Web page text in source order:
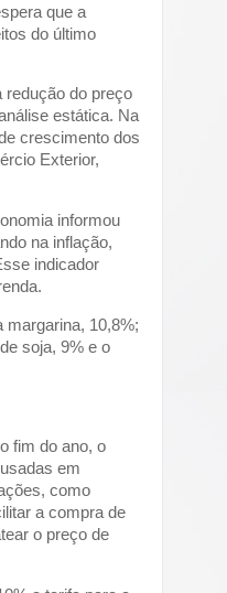
que a
do último
redução do preço
estática. Na
crescimento dos
Exterior,
informou
na inflação,
indicador
margarina, 10,8%;
soja, 9% e o
fim do ano, o
em
como
a compra de
o preço de